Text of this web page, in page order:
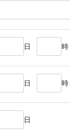
日 時
日 時
日